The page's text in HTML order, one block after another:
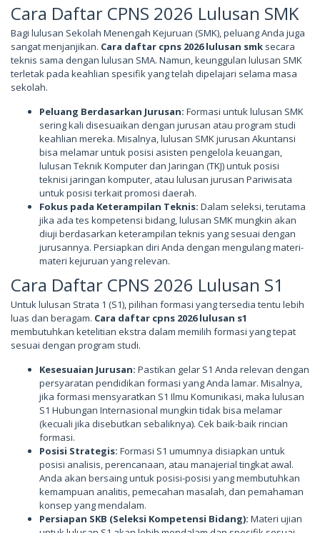
Cara Daftar CPNS 2026 Lulusan SMK
Bagi lulusan Sekolah Menengah Kejuruan (SMK), peluang Anda juga
sangat menjanjikan. Cara daftar cpns 2026 lulusan smk secara
teknis sama dengan lulusan SMA. Namun, keunggulan lulusan SMK
terletak pada keahlian spesifik yang telah dipelajari selama masa
sekolah.
Peluang Berdasarkan Jurusan: Formasi untuk lulusan SMK
sering kali disesuaikan dengan jurusan atau program studi
keahlian mereka. Misalnya, lulusan SMK jurusan Akuntansi
bisa melamar untuk posisi asisten pengelola keuangan,
lulusan Teknik Komputer dan Jaringan (TKJ) untuk posisi
teknisi jaringan komputer, atau lulusan jurusan Pariwisata
untuk posisi terkait promosi daerah.
Fokus pada Keterampilan Teknis: Dalam seleksi, terutama
jika ada tes kompetensi bidang, lulusan SMK mungkin akan
diuji berdasarkan keterampilan teknis yang sesuai dengan
jurusannya. Persiapkan diri Anda dengan mengulang materi-
materi kejuruan yang relevan.
Cara Daftar CPNS 2026 Lulusan S1
Untuk lulusan Strata 1 (S1), pilihan formasi yang tersedia tentu lebih
luas dan beragam. Cara daftar cpns 2026 lulusan s1
membutuhkan ketelitian ekstra dalam memilih formasi yang tepat
sesuai dengan program studi.
Kesesuaian Jurusan: Pastikan gelar S1 Anda relevan dengan
persyaratan pendidikan formasi yang Anda lamar. Misalnya,
jika formasi mensyaratkan S1 Ilmu Komunikasi, maka lulusan
S1 Hubungan Internasional mungkin tidak bisa melamar
(kecuali jika disebutkan sebaliknya). Cek baik-baik rincian
formasi.
Posisi Strategis: Formasi S1 umumnya disiapkan untuk
posisi analisis, perencanaan, atau manajerial tingkat awal.
Anda akan bersaing untuk posisi-posisi yang membutuhkan
kemampuan analitis, pemecahan masalah, dan pemahaman
konsep yang mendalam.
Persiapan SKB (Seleksi Kompetensi Bidang): Materi ujian